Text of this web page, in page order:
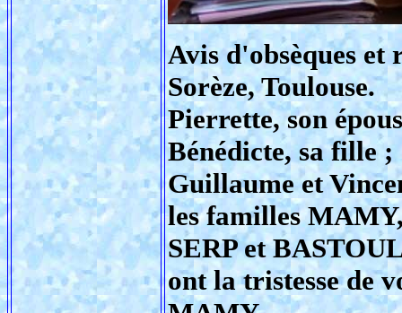
Avis d'obsèques et
Sorèze, Toulouse.
Pierrette, son
Bénédicte, sa fille ;
Guillaume et
les familles
SERP et
ont la tristesse de